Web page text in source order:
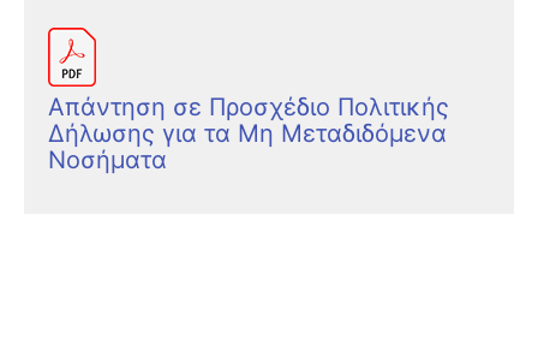
Απάντηση σε Προσχέδιο Πολιτικής
Δήλωσης για τα Μη Μεταδιδόμενα
Νοσήματα